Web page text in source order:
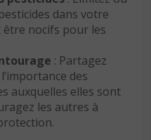
dans votre
être nocifs pour les
: Partagez
des
auxquelles elles sont
les autres à